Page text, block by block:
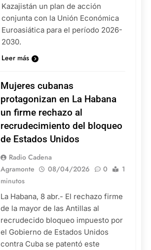
Kazajistán un plan de acción
conjunta con la Unión Económica
Euroasiática para el período 2026-
2030.
Leer más
Mujeres cubanas
protagonizan en La Habana
un firme rechazo al
recrudecimiento del bloqueo
de Estados Unidos
Radio Cadena
Agramonte
08/04/2026 0
1
minutos
La Habana, 8 abr.- El rechazo firme
de la mayor de las Antillas al
recrudecido bloqueo impuesto por
el Gobierno de Estados Unidos
contra Cuba se patentó este